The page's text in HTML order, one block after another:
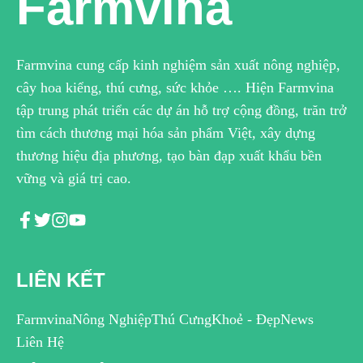
Farmvina cung cấp kinh nghiệm sản xuất nông nghiệp,
cây hoa kiểng, thú cưng, sức khỏe …. Hiện Farmvina
tập trung phát triển các dự án hỗ trợ cộng đồng, trăn trở
tìm cách thương mại hóa sản phẩm Việt, xây dựng
thương hiệu địa phương, tạo bàn đạp xuất khẩu bền
vững và giá trị cao.
LIÊN KẾT
FarmvinaNông NghiệpThú CưngKhoẻ - ĐẹpNews
Liên Hệ